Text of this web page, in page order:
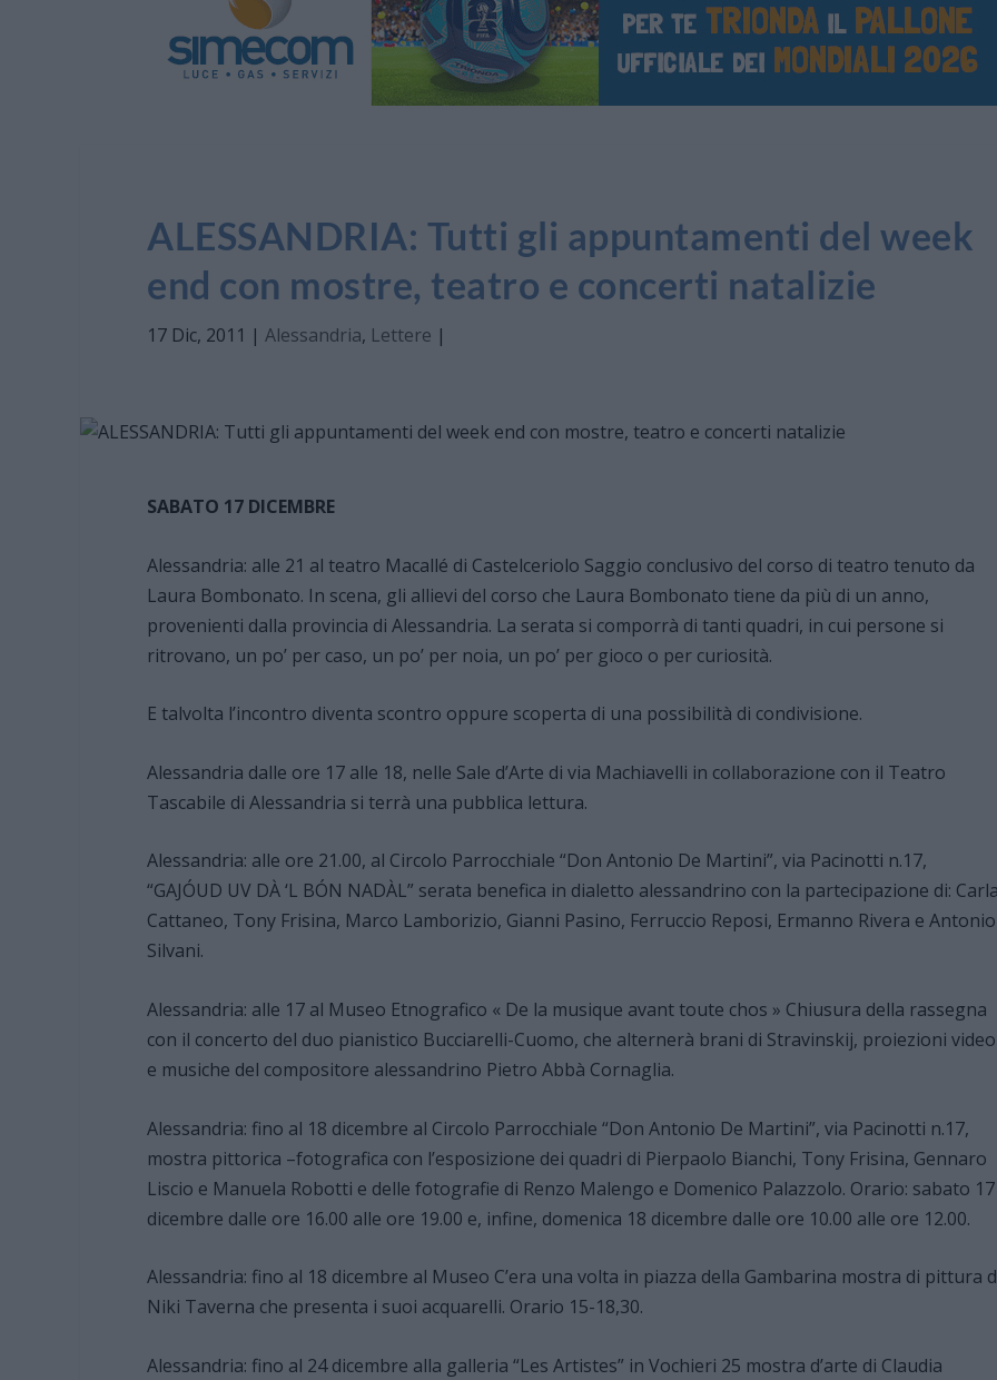
ALESSANDRIA: Tutti gli appuntamenti del week
end con mostre, teatro e concerti natalizie
17 Dic, 2011 | Alessandria, Lettere |
SABATO 17 DICEMBRE
Alessandria: alle 21 al teatro Macallé di Castelceriolo Saggio conclusivo del corso di teatro tenuto da
Laura Bombonato. In scena, gli allievi del corso che Laura Bombonato tiene da più di un anno,
provenienti dalla provincia di Alessandria. La serata si comporrà di tanti quadri, in cui persone si
ritrovano, un po’ per caso, un po’ per noia, un po’ per gioco o per curiosità.
E talvolta l’incontro diventa scontro oppure scoperta di una possibilità di condivisione.
Alessandria dalle ore 17 alle 18, nelle Sale d’Arte di via Machiavelli in collaborazione con il Teatro
Tascabile di Alessandria si terrà una pubblica lettura.
Alessandria: alle ore 21.00, al Circolo Parrocchiale “Don Antonio De Martini”, via Pacinotti n.17,
“GAJÓUD UV DÀ ‘L BÓN NADÀL” serata benefica in dialetto alessandrino con la partecipazione di:
Cattaneo, Tony Frisina, Marco Lamborizio, Gianni Pasino, Ferruccio Reposi, Ermanno Rivera e Antonio
Silvani.
Alessandria: alle 17 al Museo Etnografico « De la musique avant toute chos » Chiusura della rassegna
con il concerto del duo pianistico Bucciarelli-Cuomo, che alternerà brani di Stravinskij, proiezioni video
e musiche del compositore alessandrino Pietro Abbà Cornaglia.
Alessandria: fino al 18 dicembre al Circolo Parrocchiale “Don Antonio De Martini”, via Pacinotti n.17,
mostra pittorica –fotografica con l’esposizione dei quadri di Pierpaolo Bianchi, Tony Frisina, Gennaro
Liscio e Manuela Robotti e delle fotografie di Renzo Malengo e Domenico Palazzolo. Orario: sabato 17
dicembre dalle ore 16.00 alle ore 19.00 e, infine, domenica 18 dicembre dalle ore 10.00 alle ore 12.00.
Alessandria: fino al 18 dicembre al Museo C’era una volta in piazza della Gambarina mostra di pittura
Niki Taverna che presenta i suoi acquarelli. Orario 15-18,30.
Alessandria: fino al 24 dicembre alla galleria “Les Artistes” in Vochieri 25 mostra d’arte di Claudia